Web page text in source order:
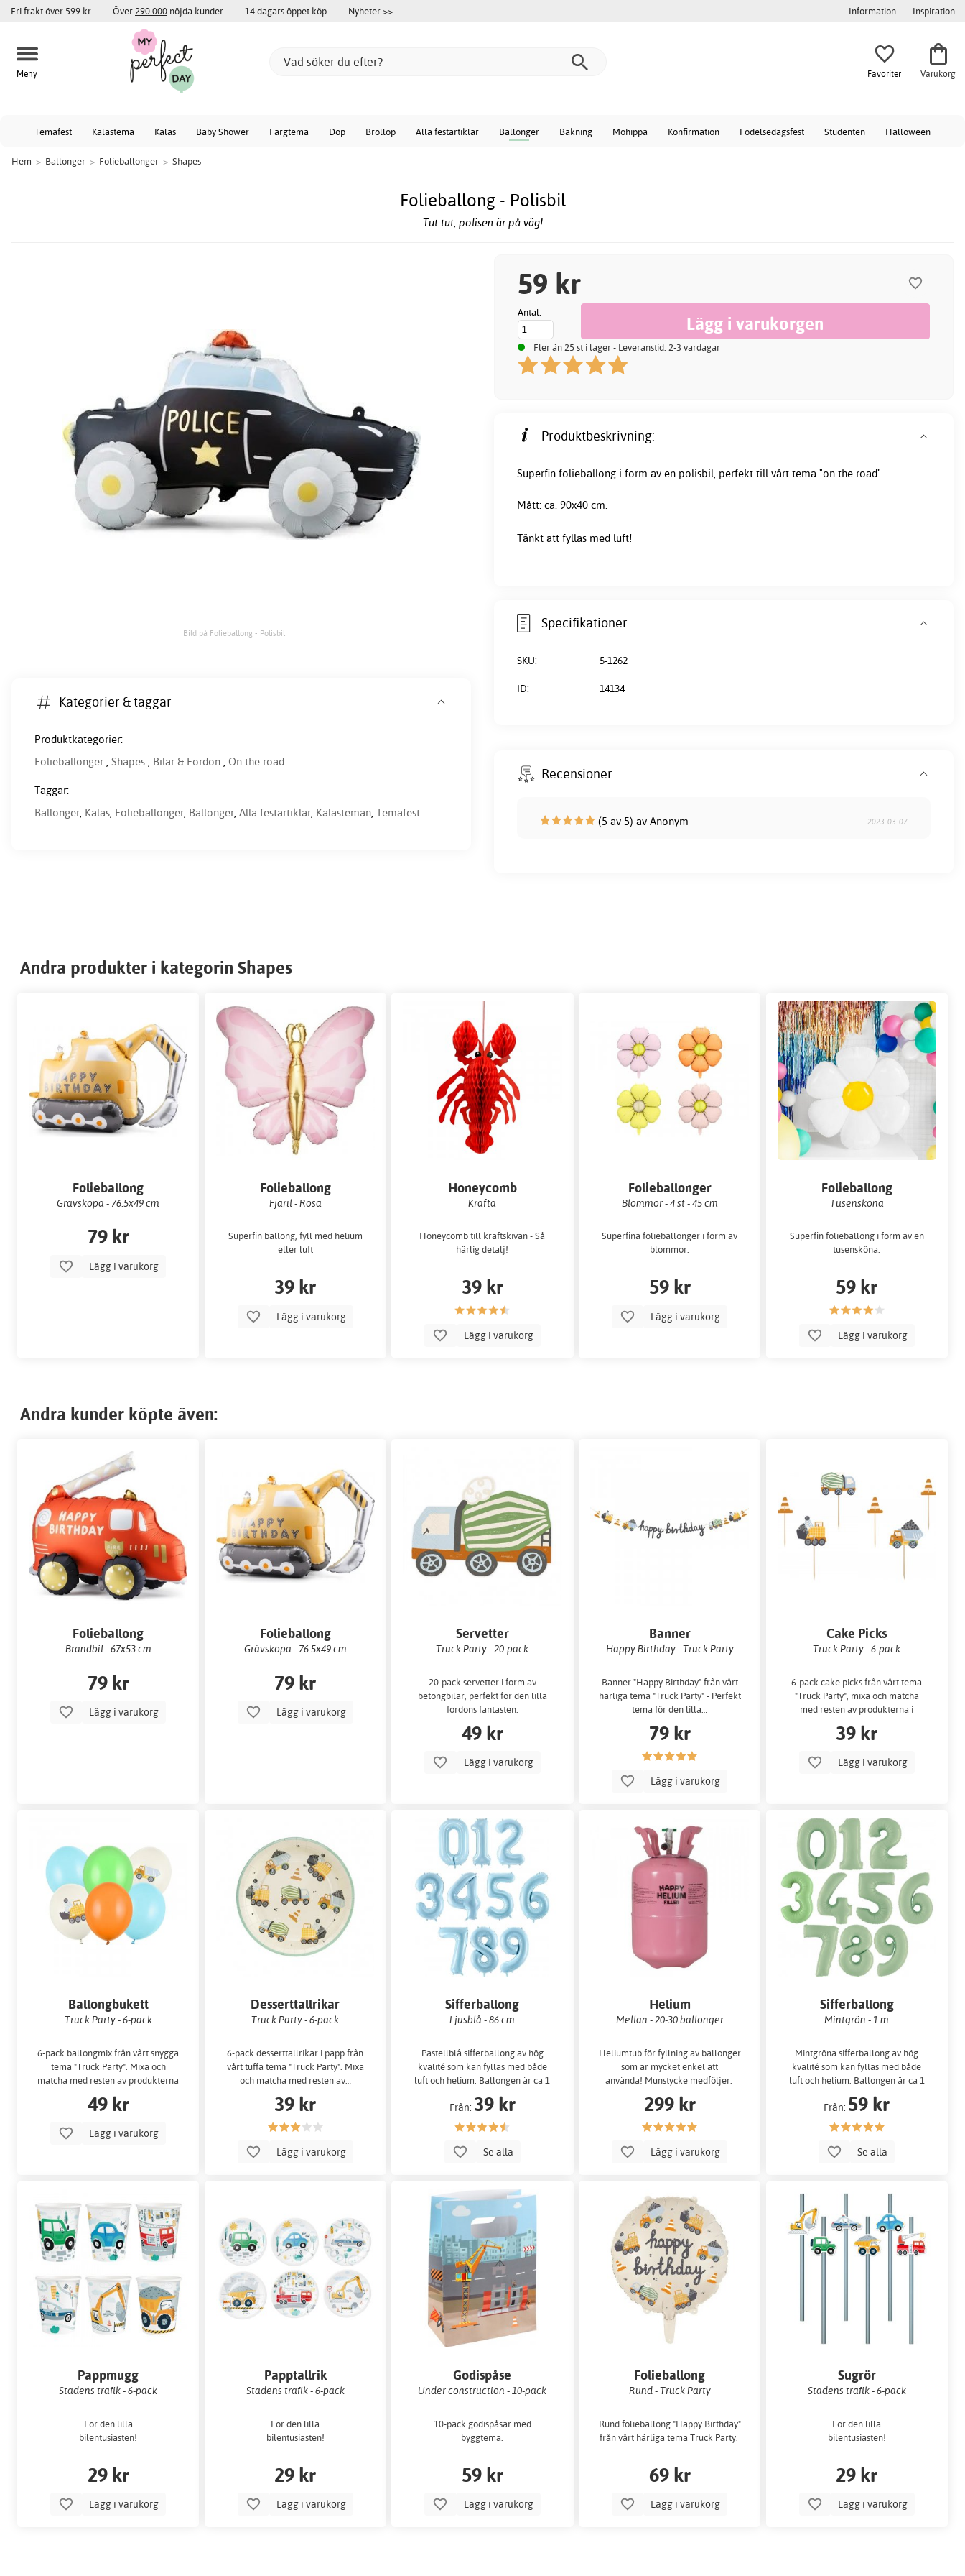
Fri frakt över 599 kr Över 290 000 nöjda kunder 14 dagars öppet köp Nyheter >> Information Inspiration
Meny Favoriter Varukorg
Temafest Kalastema Kalas Baby Shower Färgtema Dop Bröllop Alla festartiklar Ballonger Bakning Möhippa Konfirmation Födelsedagsfest Studenten Halloween
Hem > Ballonger > Folieballonger > Shapes
Folieballong - Polisbil
Tut tut, polisen är på väg!
Bild på Folieballong - Polisbil
59 kr
Antal:
Fler än 25 st i lager - Leveranstid: 2-3 vardagar
Produktbeskrivning:
Superfin folieballong i form av en polisbil, perfekt till vårt tema "on the road".
Mått: ca. 90x40 cm.
Tänkt att fyllas med luft!
Specifikationer
SKU: 5-1262
ID: 14134
Kategorier & taggar
Produktkategorier:
Folieballonger , Shapes , Bilar & Fordon , On the road
Taggar:
Ballonger, Kalas, Folieballonger, Ballonger, Alla festartiklar, Kalasteman, Temafest
Recensioner
(5 av 5) av Anonym 2023-03-07
Andra produkter i kategorin Shapes
Folieballong
Grävskopa - 76.5x49 cm
79 kr
Lägg i varukorg
Folieballong
Fjäril - Rosa
Superfin ballong, fyll med helium
eller luft
39 kr
Lägg i varukorg
Honeycomb
Kräfta
Honeycomb till kräftskivan - Så
härlig detalj!
39 kr
Lägg i varukorg
Folieballonger
Blommor - 4 st - 45 cm
Superfina folieballonger i form av
blommor.
59 kr
Lägg i varukorg
Folieballong
Tusensköna
Superfin folieballong i form av en
tusensköna.
59 kr
Lägg i varukorg
Andra kunder köpte även:
Folieballong
Brandbil - 67x53 cm
79 kr
Lägg i varukorg
Folieballong
Grävskopa - 76.5x49 cm
79 kr
Lägg i varukorg
Servetter
Truck Party - 20-pack
20-pack servetter i form av
betongbilar, perfekt för den lilla
fordons fantasten.
49 kr
Lägg i varukorg
Banner
Happy Birthday - Truck Party
Banner "Happy Birthday" från vårt
härliga tema "Truck Party" - Perfekt
tema för den lilla…
79 kr
Lägg i varukorg
Cake Picks
Truck Party - 6-pack
6-pack cake picks från vårt tema
"Truck Party", mixa och matcha
med resten av produkterna i
samma…
39 kr
Lägg i varukorg
Ballongbukett
Truck Party - 6-pack
6-pack ballongmix från vårt snygga
tema "Truck Party". Mixa och
matcha med resten av produkterna
49 kr
Lägg i varukorg
Desserttallrikar
Truck Party - 6-pack
6-pack desserttallrikar i papp från
vårt tuffa tema "Truck Party". Mixa
och matcha med resten av…
39 kr
Lägg i varukorg
Sifferballong
Ljusblå - 86 cm
Pastellblå sifferballong av hög
kvalité som kan fyllas med både
luft och helium. Ballongen är ca 1
m hög när den är uppblåst.
Från: 39 kr
Se alla
Helium
Mellan - 20-30 ballonger
Heliumtub för fyllning av ballonger
som är mycket enkel att
använda! Munstycke medföljer.
299 kr
Lägg i varukorg
Sifferballong
Mintgrön - 1 m
Mintgröna sifferballong av hög
kvalité som kan fyllas med både
luft och helium. Ballongen är ca 1
Från: 59 kr
Se alla
Pappmugg
Stadens trafik - 6-pack
För den lilla
bilentusiasten!
29 kr
Lägg i varukorg
Papptallrik
Stadens trafik - 6-pack
För den lilla
bilentusiasten!
29 kr
Lägg i varukorg
Godispåse
Under construction - 10-pack
10-pack godispåsar med
byggtema.
59 kr
Lägg i varukorg
Folieballong
Rund - Truck Party
Rund folieballong "Happy Birthday"
från vårt härliga tema Truck Party.
69 kr
Lägg i varukorg
Sugrör
Stadens trafik - 6-pack
För den lilla
bilentusiasten!
29 kr
Lägg i varukorg